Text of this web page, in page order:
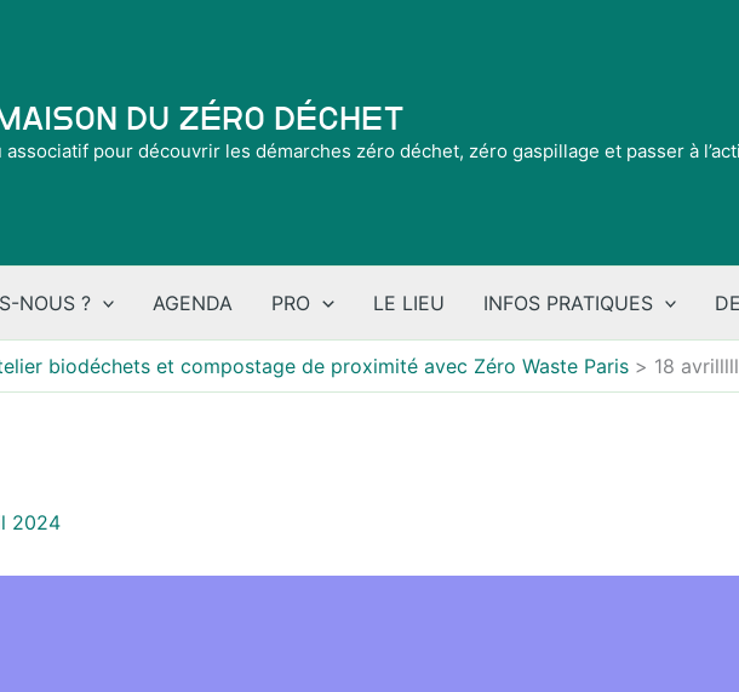
du Zéro Déchet
associatif pour découvrir les démarches zéro déchet, zéro gaspillage et passer à
NOUS ? AGENDA PRO LE LIEU INFOS PRATIQUES
biodéchets et compostage de proximité avec Zéro Waste Paris 18 avrilllll
2024